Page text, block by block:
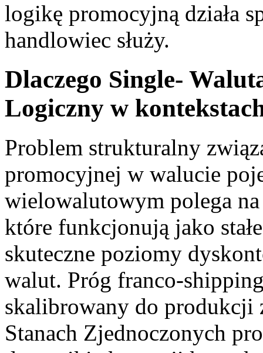
logikę promocyjną działa
handlowiec służy.
Dlaczego Single-
Logiczny w
Problem strukturalny
promocyjnej w walucie
wielowalutowym polega
które funkcjonują jako
skuteczne poziomy
walut. Próg franco-
skalibrowany do produkcji
Stanach Zjednoczonych